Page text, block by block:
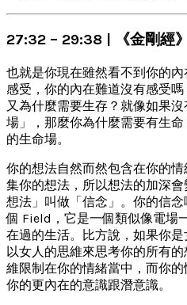
27:32 – 29:38 | 《金剛經
也就是你現在雖然看不到你的
感受，你的內在難道沒有感受
又為什麼需要生存？就像如果
場」，那麼你為什麼需要有生
的生命場。
你的想法自然而然包含在你的
集你的想法，所以想法的加深
想法」叫做「信念」。你的信
個 Field，它是一個類似像電場
在過的生活。比方說，如果你
以女人的思維來思考你的所有
維限制在你的情緒當中，而你
你的更內在的意識跟潛意識。